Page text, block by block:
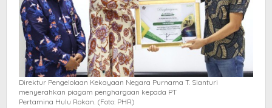
Direktur Pengelolaan Kekayaan Negara Purnama T. Sianturi
menyerahkan piagam penghargaan kepada PT
Pertamina Hulu Rokan. (Foto: PHR)